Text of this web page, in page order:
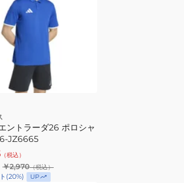
ントラーダ26 ポロシャ
JZ6665
（税込）
￥2,970（税込）
(20%) UP